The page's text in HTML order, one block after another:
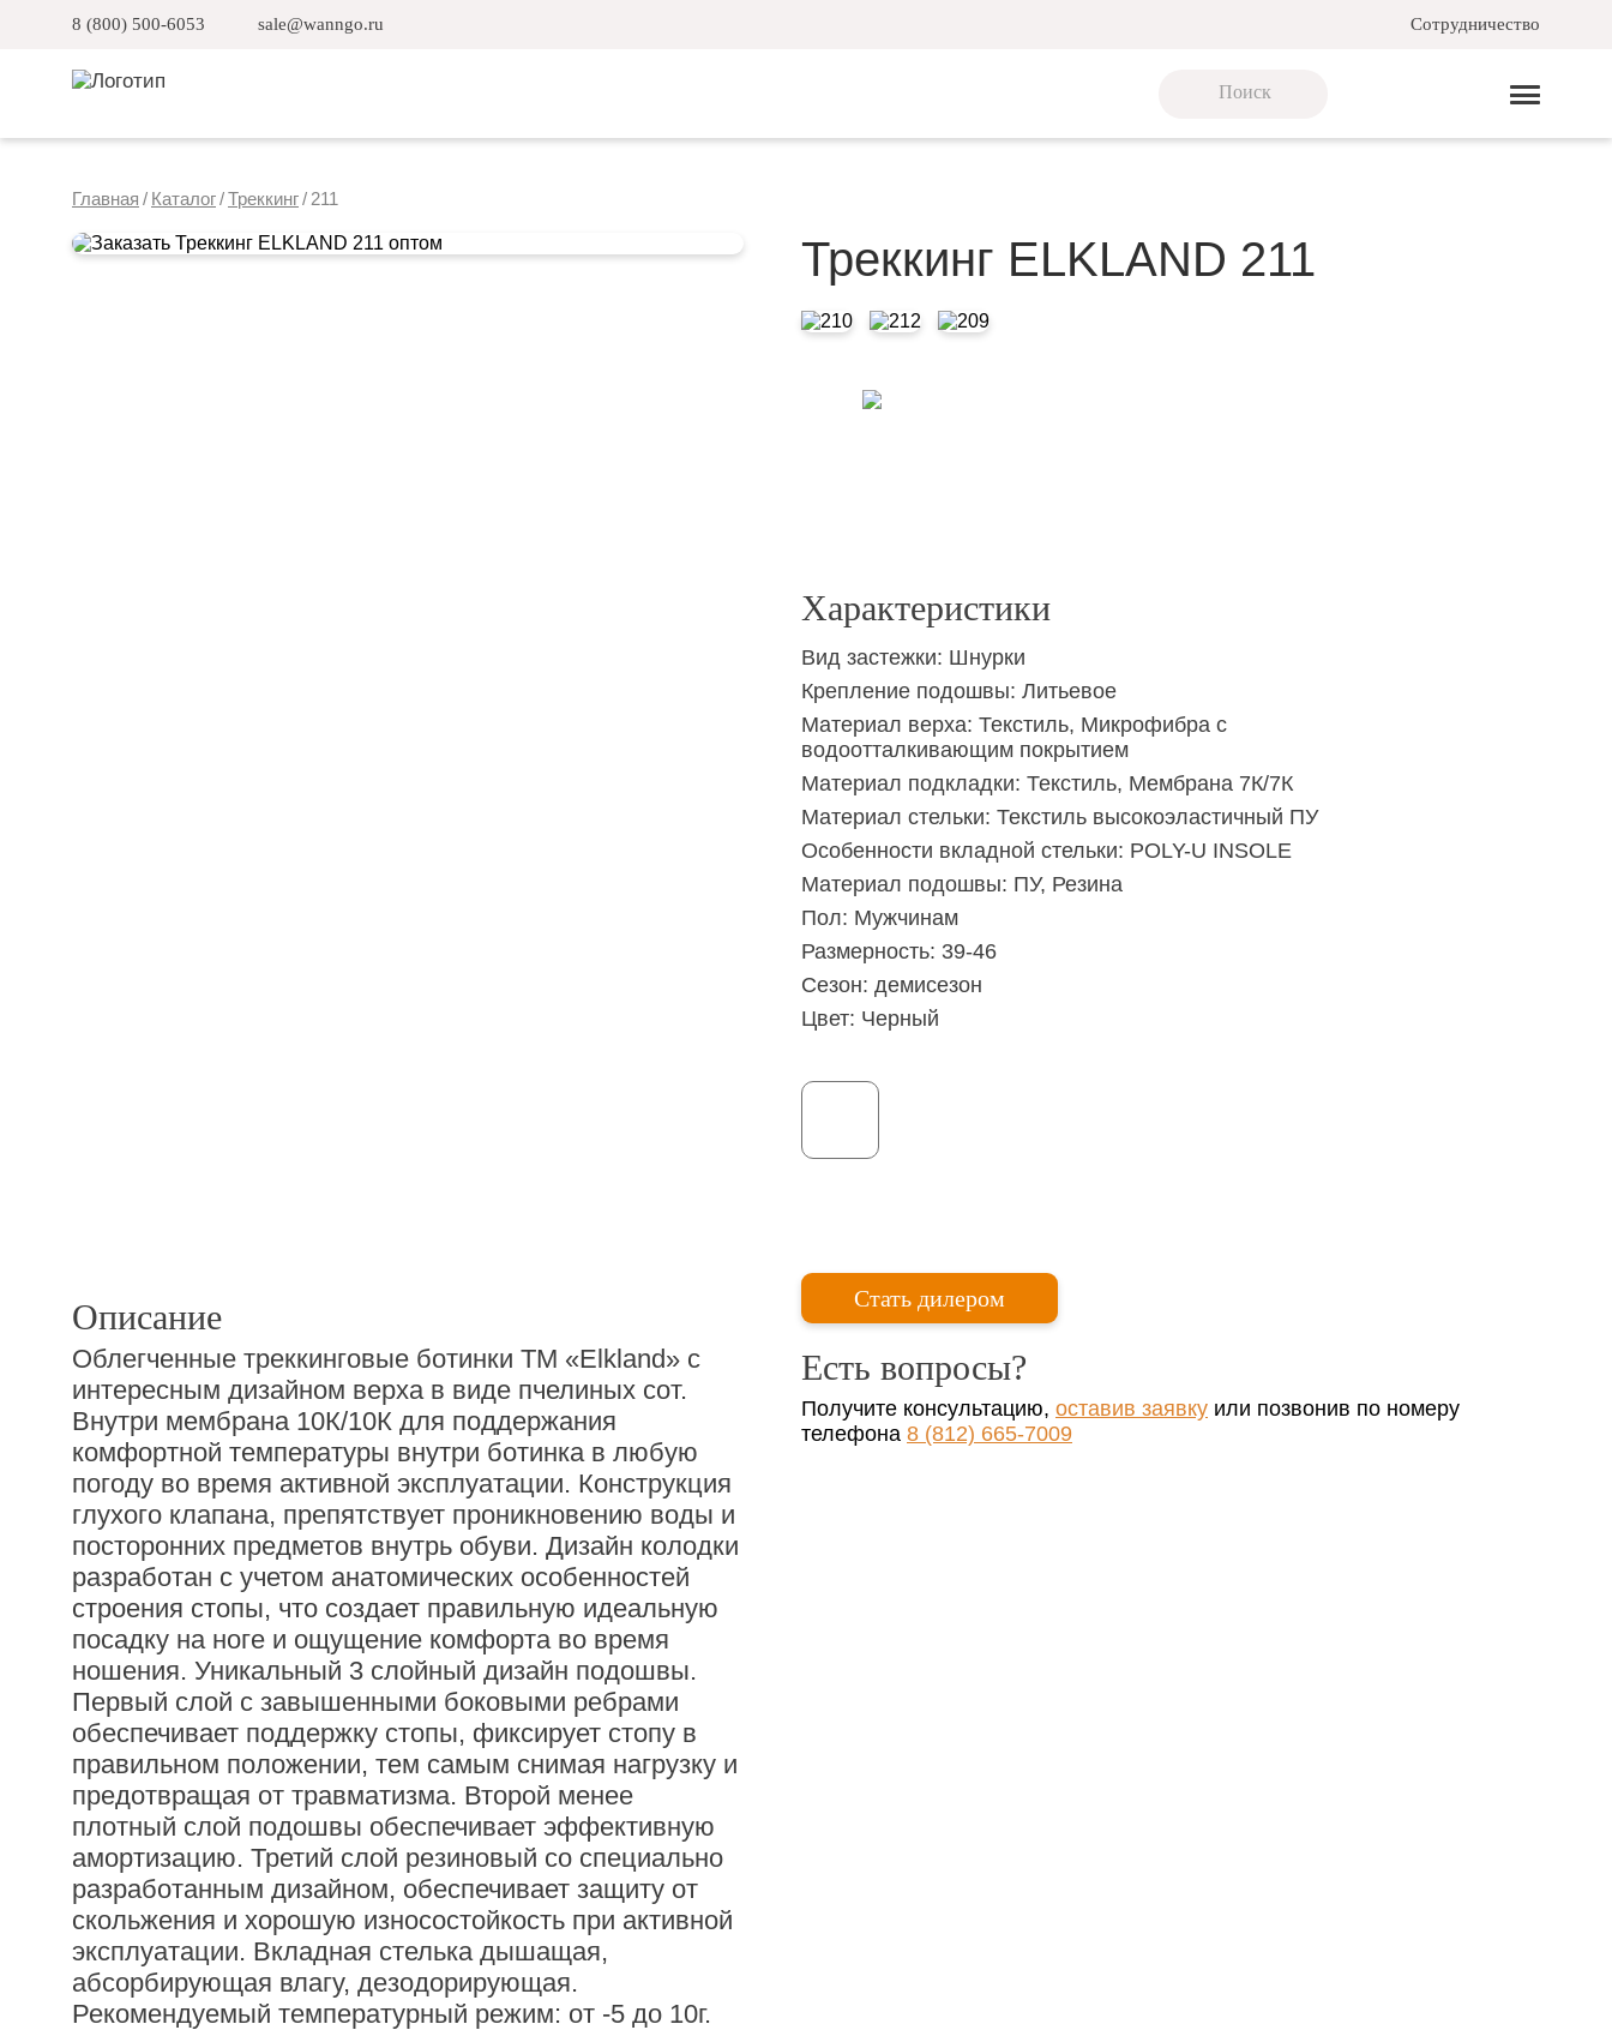
8 (800) 500-6053 sale@wanngo.ru Сотрудничество
Главная / Каталог/Треккинг/ 211
Треккинг ELKLAND 211
Характеристики
Вид застежки: Шнурки
Крепление подошвы: Литьевое
Материал верха: Текстиль, Микрофибра с
водоотталкивающим покрытием
Материал подкладки: Текстиль, Мембрана 7К/7К
Материал стельки: Текстиль высокоэластичный ПУ
Особенности вкладной стельки: POLY-U INSOLE
Материал подошвы: ПУ, Резина
Пол: Мужчинам
Размерность: 39-46
Сезон: демисезон
Цвет: Черный
Стать дилером
Есть вопросы?
Получите консультацию, оставив заявку или позвонив по номеру
телефона 8 (812) 665-7009
Описание
Облегченные треккинговые ботинки ТМ «Elkland» с
интересным дизайном верха в виде пчелиных сот.
Внутри мембрана 10К/10К для поддержания
комфортной температуры внутри ботинка в любую
погоду во время активной эксплуатации. Конструкция
глухого клапана, препятствует проникновению воды и
посторонних предметов внутрь обуви. Дизайн колодки
разработан с учетом анатомических особенностей
строения стопы, что создает правильную идеальную
посадку на ноге и ощущение комфорта во время
ношения. Уникальный 3 слойный дизайн подошвы.
Первый слой с завышенными боковыми ребрами
обеспечивает поддержку стопы, фиксирует стопу в
правильном положении, тем самым снимая нагрузку и
предотвращая от травматизма. Второй менее
плотный слой подошвы обеспечивает эффективную
амортизацию. Третий слой резиновый со специально
разработанным дизайном, обеспечивает защиту от
скольжения и хорошую износостойкость при активной
эксплуатации. Вкладная стелька дышащая,
абсорбирующая влагу, дезодорирующая.
Рекомендуемый температурный режим: от -5 до 10г.